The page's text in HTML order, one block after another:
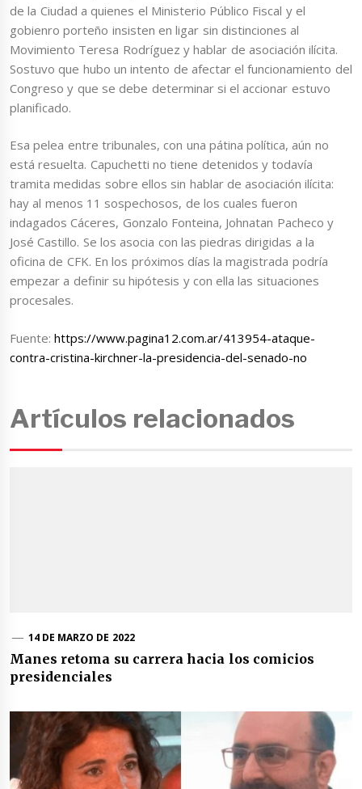
de la Ciudad a quienes el Ministerio Público Fiscal y el
gobienro porteño insisten en ligar sin distinciones al
Movimiento Teresa Rodríguez y hablar de asociación ilícita.
Sostuvo que hubo un intento de afectar el funcionamiento del
Congreso y que se debe determinar si el accionar estuvo
planificado.
Esa pelea entre tribunales, con una pátina política, aún no
está resuelta. Capuchetti no tiene detenidos y todavía
tramita medidas sobre ellos sin hablar de asociación ilícita:
hay al menos 11 sospechosos, de los cuales fueron
indagados Cáceres, Gonzalo Fonteina, Johnatan Pacheco y
José Castillo. Se los asocia con las piedras dirigidas a la
oficina de CFK. En los próximos días la magistrada podría
empezar a definir su hipótesis y con ella las situaciones
procesales.
Fuente:https://www.pagina12.com.ar/413954-ataque-
contra-cristina-kirchner-la-presidencia-del-senado-no
Artículos relacionados
14 DE MARZO DE 2022
Manes retoma su carrera hacia los comicios
presidenciales